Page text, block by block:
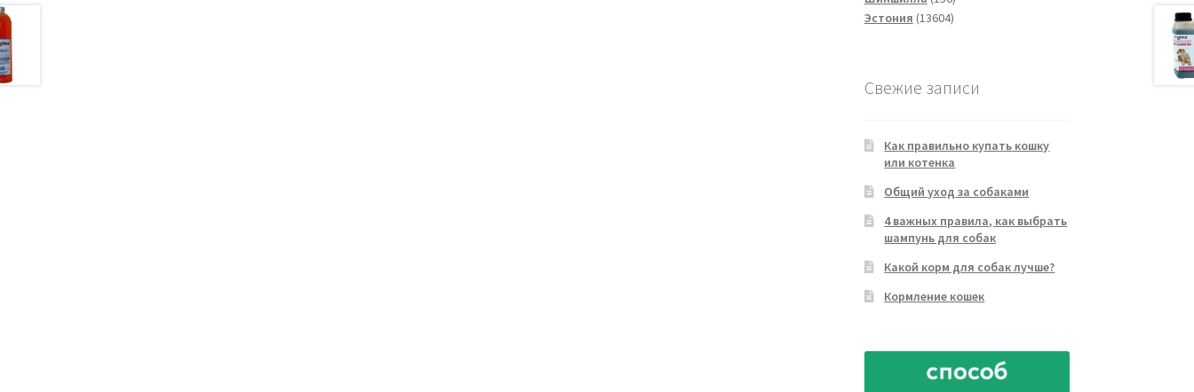
товаров
Эстония 1360413604
Свежие записи
Как правильно купать кошку
или котенка
Общий уход за собаками
4 важных правила, как выбрать
шампунь для собак
Какой корм для собак лучше?
Кормление кошек